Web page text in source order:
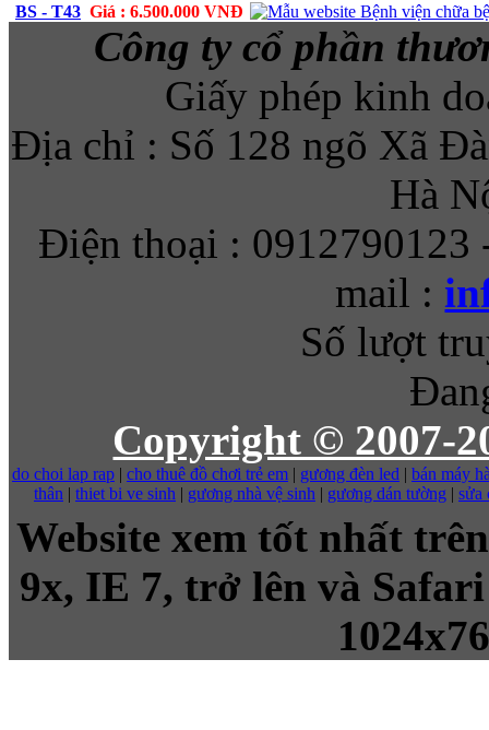
BS - T43 Giá : 6.500.000 VNĐ
Công ty cổ phần
Giấy phép kinh
Địa chỉ : Số 128 ngõ Xã
Hà
Điện thoại : 0912790123
mail :
Số lượt
Copyright © 2007-
do choi lap rap | cho thuê đồ chơi trẻ em | gương đèn led | bán máy
thân | thiet bi ve sinh | gương nhà vệ sinh | gương dán tường | sửa
Website xem tốt nhất
9x, IE 7, trở lên và